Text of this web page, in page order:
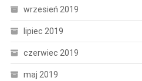
wrzesień 2019
lipiec 2019
czerwiec 2019
maj 2019